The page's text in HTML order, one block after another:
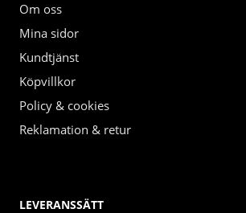
Om oss
Mina sidor
Kundtjänst
Köpvillkor
Policy & cookies
Reklamation & retur
LEVERANSSÄTT